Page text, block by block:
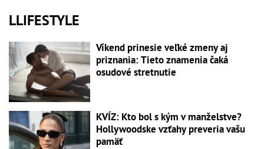
LLIFESTYLE
Víkend prinesie veľké zmeny aj
priznania: Tieto znamenia čaká
osudové stretnutie
KVÍZ: Kto bol s kým v manželstve?
Hollywoodske vzťahy preveria vašu
pamäť